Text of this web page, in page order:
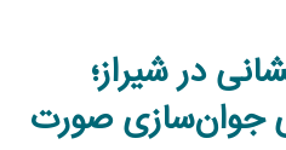
در شیراز؛
جوان‌سازی صورت